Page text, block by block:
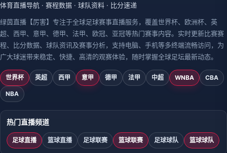
体育直播导航 · 赛程数据 · 球队资料 · 比分速递
绿茵直播【厉害】专注于全球足球赛事直播服务，覆盖世界杯、欧洲杯、英
超、西甲、意甲、德甲、法甲、欧冠、亚冠等热门赛事内容。实时更新比赛赛
程、比分数据、球队资讯及赛事分析，支持电脑、手机等多终端流畅访问，为
广大球迷带来稳定、快捷、高清的观赛体验，随时掌握全球足坛最新动态。
世界杯 英超 西甲 意甲 德甲 法甲 中超 WNBA CBA
NBA
热门直播频道
足球直播 篮球直播 足球联赛 篮球联赛 足球球队 篮球球队